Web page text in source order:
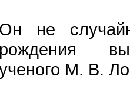
Он не
рождения
М. В.